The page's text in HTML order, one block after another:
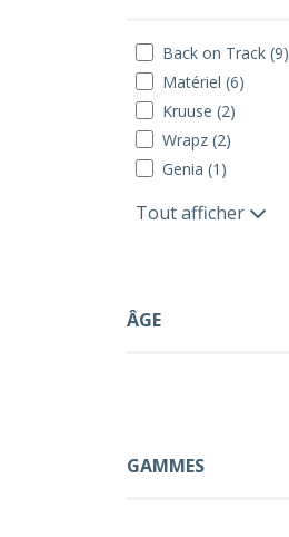
Back on Track (9)
Matériel (6)
Kruuse (2)
Wrapz (2)
Genia (1)
Tout afficher
ÂGE
GAMMES